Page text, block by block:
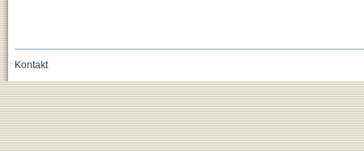
Kontakt